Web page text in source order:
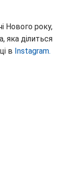
Нового року,
яка ділиться
в Instagram.